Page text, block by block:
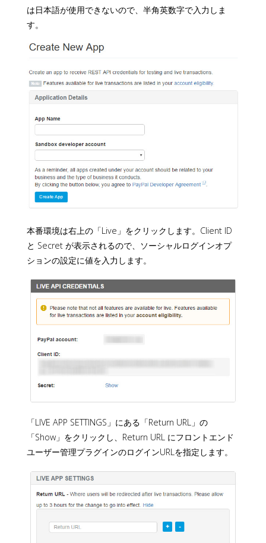
は日本語が使用できないので、半角英数字で入力しま
す。
本番環境は右上の「Live」をクリックします。Client ID
と Secret が表示されるので、ソーシャルログインオプ
ションの設定に値を入力します。
「LIVE APP SETTINGS」にある「Return URL」の
「Show」をクリックし、Return URL にフロントエンド
ユーザー管理プラグインのログインURLを指定します。